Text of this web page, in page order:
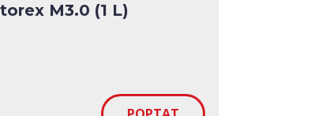
M3.0 (1 L)